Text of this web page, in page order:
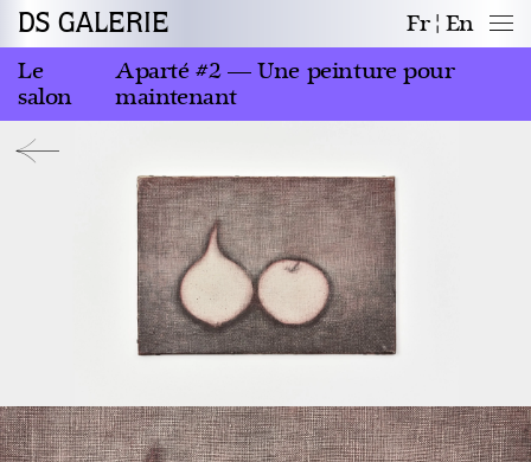
DS GALERIE Fr
En
Le
salon
Aparté #2 — Une peinture pour
maintenant